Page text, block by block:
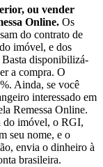
ou vender
Online. Os
do contrato de
imóvel, e dos
disponibilizá-
a compra. O
Ainda, se você
interessado em
Remessa Online.
do imóvel, o RGI,
seu nome, e o
envia o dinheiro à
brasileira.